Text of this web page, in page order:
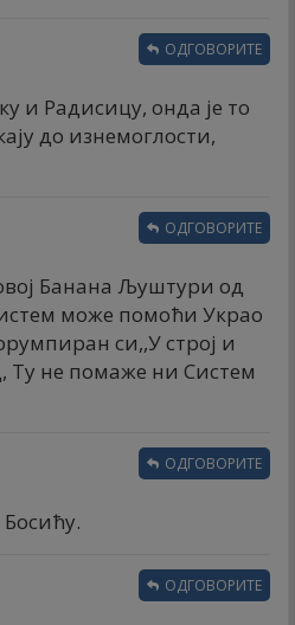
и Радисицу, онда је то
до изнемоглости,
ОДГОВОРИТЕ
Банана Љуштури од
може помоћи Украо
си,,У строј и
Ту не помаже ни Систем
ОДГОВОРИТЕ
ОДГОВОРИТЕ
ОДГОВОРИТЕ